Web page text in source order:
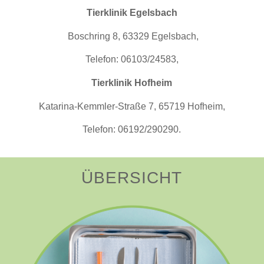
Tierklinik Egelsbach
Boschring 8, 63329 Egelsbach,
Telefon: 06103/24583,
Tierklinik Hofheim
Katarina-Kemmler-Straße 7, 65719 Hofheim,
Telefon: 06192/290290.
Cialis
Behandlung
erektilen
ÜBERSICHT